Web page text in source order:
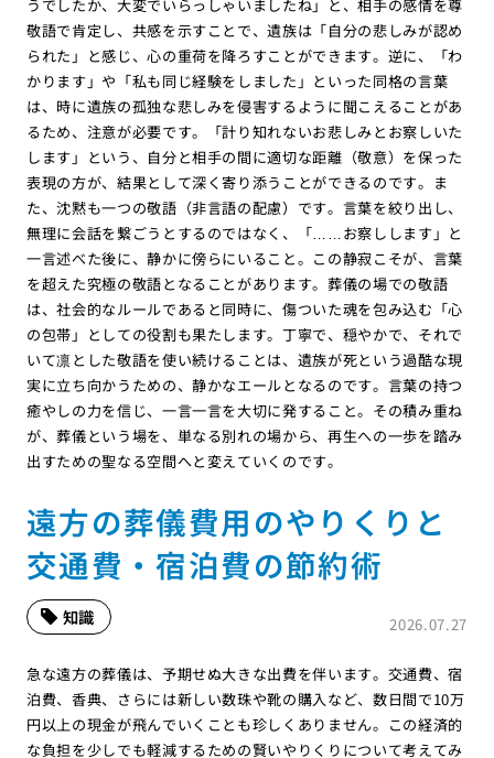
うでしたか、大変でいらっしゃいましたね」と、相手の感情を尊
敬語で肯定し、共感を示すことで、遺族は「自分の悲しみが認め
られた」と感じ、心の重荷を降ろすことができます。逆に、「わ
かります」や「私も同じ経験をしました」といった同格の言葉
は、時に遺族の孤独な悲しみを侵害するように聞こえることがあ
るため、注意が必要です。「計り知れないお悲しみとお察しいた
します」という、自分と相手の間に適切な距離（敬意）を保った
表現の方が、結果として深く寄り添うことができるのです。ま
た、沈黙も一つの敬語（非言語の配慮）です。言葉を絞り出し、
無理に会話を繋ごうとするのではなく、「……お察しします」と
一言述べた後に、静かに傍らにいること。この静寂こそが、言葉
を超えた究極の敬語となることがあります。葬儀の場での敬語
は、社会的なルールであると同時に、傷ついた魂を包み込む「心
の包帯」としての役割も果たします。丁寧で、穏やかで、それで
いて凛とした敬語を使い続けることは、遺族が死という過酷な現
実に立ち向かうための、静かなエールとなるのです。言葉の持つ
癒やしの力を信じ、一言一言を大切に発すること。その積み重ね
が、葬儀という場を、単なる別れの場から、再生への一歩を踏み
出すための聖なる空間へと変えていくのです。
遠方の葬儀費用のやりくりと
交通費・宿泊費の節約術
2026.07.27
知識
急な遠方の葬儀は、予期せぬ大きな出費を伴います。交通費、宿
泊費、香典、さらには新しい数珠や靴の購入など、数日間で10万
円以上の現金が飛んでいくことも珍しくありません。この経済的
な負担を少しでも軽減するための賢いやりくりについて考えてみ